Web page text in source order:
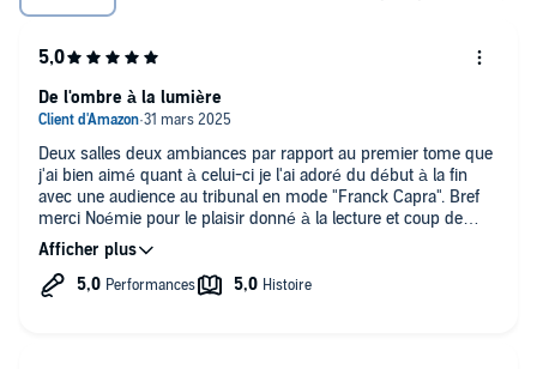
Je devrais fuir, mais lui résister est bien trop difficile.
Deux salles deux ambiances par rapport au premier tome que
j'ai bien aimé quant à celui-ci je l'ai adoré du début à la fin
avec une audience au tribunal en mode "Franck Capra". Bref
merci Noémie pour le plaisir donné à la lecture et coup de
chapeau aux deux lecteurs plus qu'à la hauteur!!!
De l'ombre à la lumière